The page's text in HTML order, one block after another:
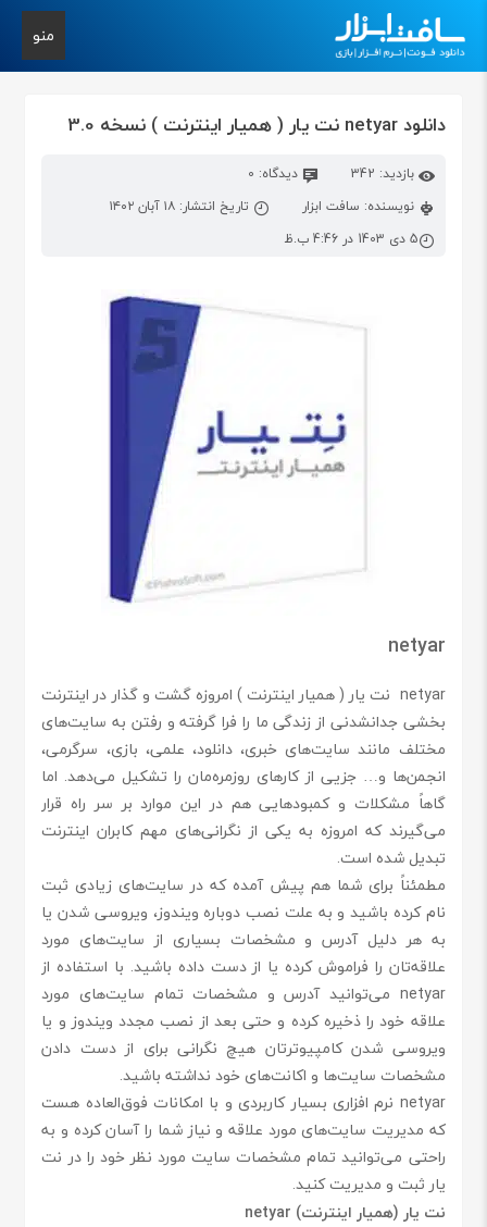
منو
دانلود netyar نت یار ( همیار اینترنت ) نسخه 3.0
بازدید: 342
دیدگاه: 0
نویسنده: سافت ابزار
تاریخ انتشار: ۱۸ آبان ۱۴۰۲
5 دی 1403 در 4:46 ب.ظ
netyar
netyar نت یار ( همیار اینترنت )
امروزه گشت و گذار در اینترنت
بخشی جدانشدنی از زندگی ما را فرا گرفته و رفتن به سایت‌های
مختلف مانند سایت‌های خبری، دانلود، علمی، بازی، سرگرمی،
انجمن‌ها و… جزیی از کارهای روزمره‌مان را تشکیل می‌دهد. اما
گاهاً مشکلات و کمبودهایی هم در این موارد بر سر راه قرار
می‌گیرند که امروزه به یکی از نگرانی‌های مهم کابران اینترنت
تبدیل شده است.
مطمئناً برای شما هم پیش آمده که در سایت‌های زیادی ثبت
نام کرده باشید و به علت نصب دوباره ویندوز، ویروسی شدن یا
به هر دلیل آدرس و مشخصات بسیاری از سایت‌های مورد
علاقه‌تان را فراموش کرده یا از دست داده باشید. با استفاده از
netyar می‌توانید آدرس و مشخصات تمام سایت‌های مورد
علاقه خود را ذخیره کرده و حتی بعد از نصب مجدد ویندوز و یا
ویروسی شدن کامپیوترتان هیچ نگرانی برای از دست دادن
مشخصات سایت‌ها و اکانت‌های خود نداشته باشید.
netyar نرم افزاری بسیار کاربردی و با امکانات فوق‌العاده هست
که مدیریت سایت‌های مورد علاقه و نیاز شما را آسان کرده و به
راحتی می‌توانید تمام مشخصات سایت مورد نظر خود را در نت
یار ثبت و مدیریت کنید.
نت یار (همیار اینترنت) netyar